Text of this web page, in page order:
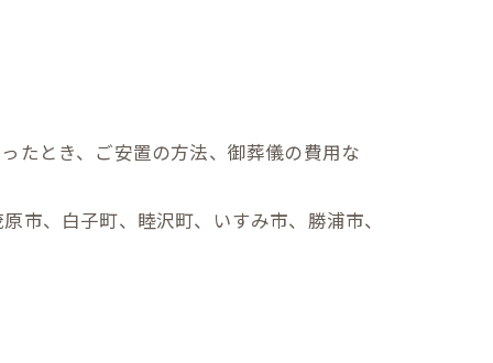
たとき、ご安置の方法、御葬儀の費用な
市、白子町、睦沢町、いすみ市、勝浦市、